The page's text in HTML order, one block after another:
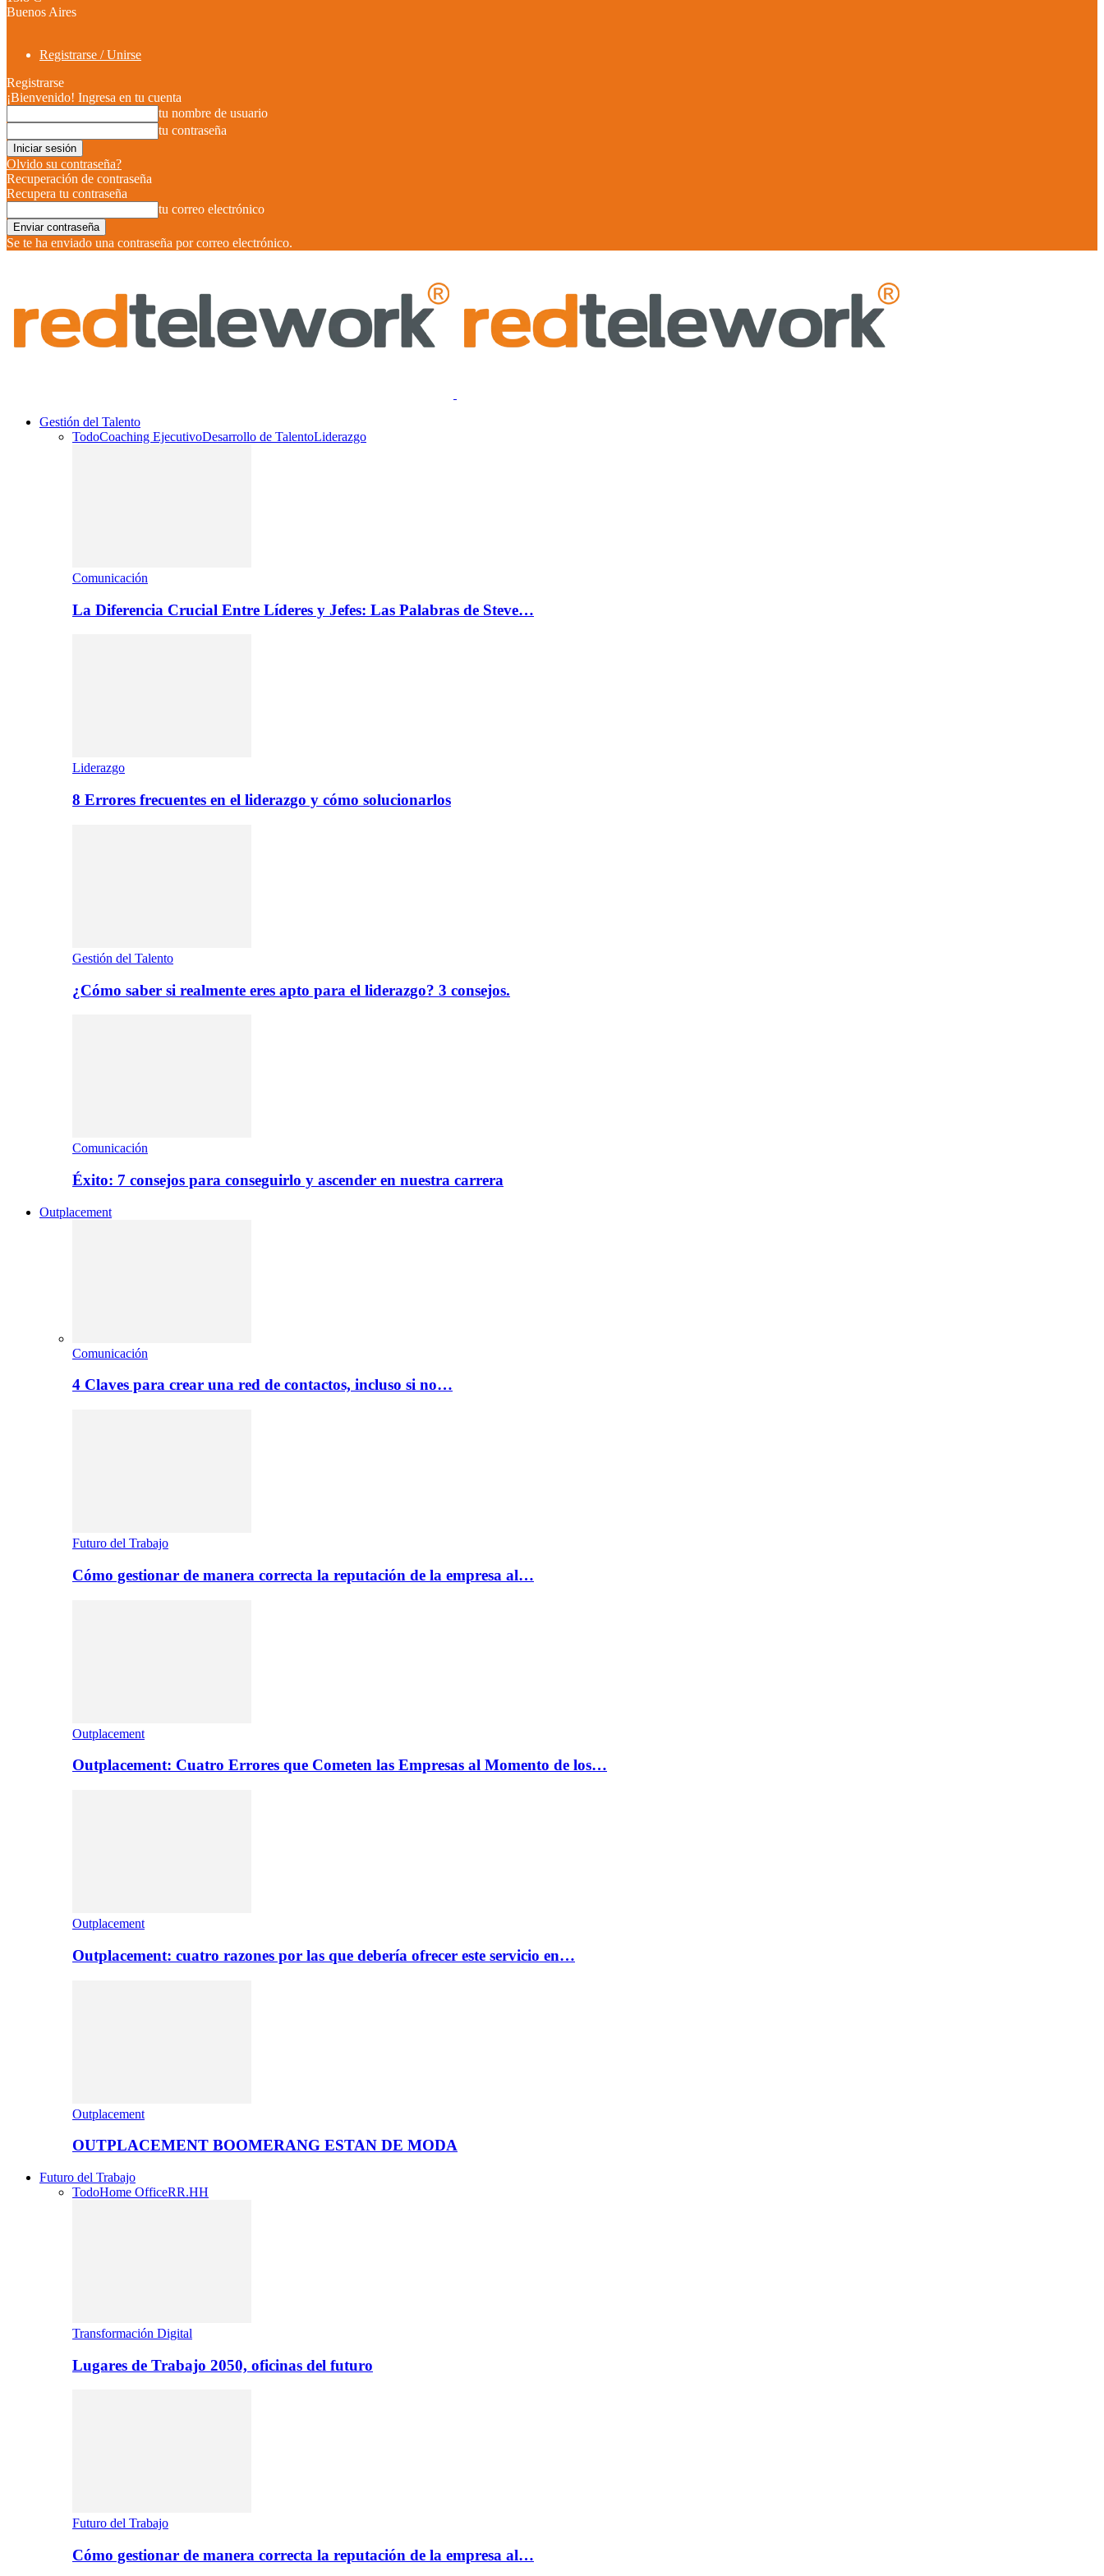
Buenos Aires
Registrarse / Unirse
Registrarse
¡Bienvenido! Ingresa en tu cuenta
tu nombre de usuario
tu contraseña
Olvido su contraseña?
Recuperación de contraseña
Recupera tu contraseña
tu correo electrónico
Se te ha enviado una contraseña por correo electrónico.
Gestión del Talento
TodoCoaching EjecutivoDesarrollo de TalentoLiderazgo
Comunicación
La Diferencia Crucial Entre Líderes y Jefes: Las Palabras de Steve…
Liderazgo
8 Errores frecuentes en el liderazgo y cómo solucionarlos
Gestión del Talento
¿Cómo saber si realmente eres apto para el liderazgo? 3 consejos.
Comunicación
Éxito: 7 consejos para conseguirlo y ascender en nuestra carrera
Outplacement
Comunicación
4 Claves para crear una red de contactos, incluso si no…
Futuro del Trabajo
Cómo gestionar de manera correcta la reputación de la empresa al…
Outplacement
Outplacement: Cuatro Errores que Cometen las Empresas al Momento de los…
Outplacement
Outplacement: cuatro razones por las que debería ofrecer este servicio en…
Outplacement
OUTPLACEMENT BOOMERANG ESTAN DE MODA
Futuro del Trabajo
TodoHome OfficeRR.HH
Transformación Digital
Lugares de Trabajo 2050, oficinas del futuro
Futuro del Trabajo
Cómo gestionar de manera correcta la reputación de la empresa al…